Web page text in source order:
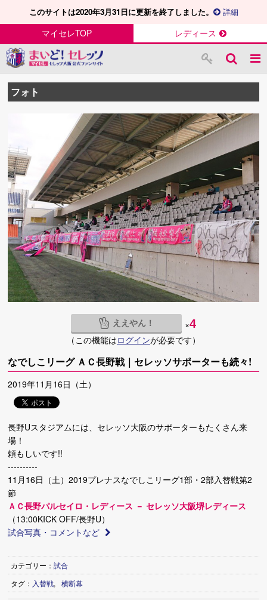
このサイトは2020年3月31日に更新を終了しました。 詳細
マイセレTOP レディース
フォト
ええやん！ ×4
（この機能はログインが必要です）
なでしこリーグ ＡＣ長野戦｜セレッソサポーターも続々!
2019年11月16日（土）
長野Uスタジアムには、セレッソ大阪のサポーターもたくさん来
場！
頼もしいです!!
----------
11月16日（土）2019プレナスなでしこリーグ1部・2部入替戦第2
節
ＡＣ長野パルセイロ・レディース － セレッソ大阪堺レディース
（13:00KICK OFF/長野U）
試合写真・コメントなど
カテゴリー：試合
タグ： 入替戦, 横断幕